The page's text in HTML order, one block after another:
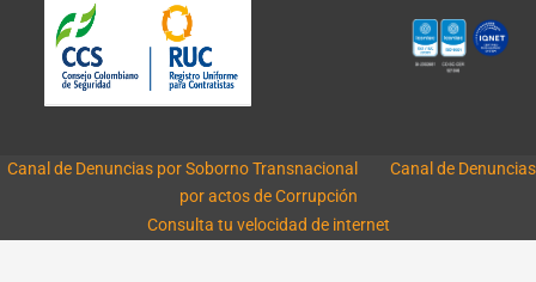
Canal de Denuncias por Soborno Transnacional
Canal de Denuncias
por actos de Corrupción
Consulta tu velocidad de internet